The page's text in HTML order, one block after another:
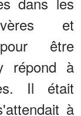
et
être
répond à
Il était
à